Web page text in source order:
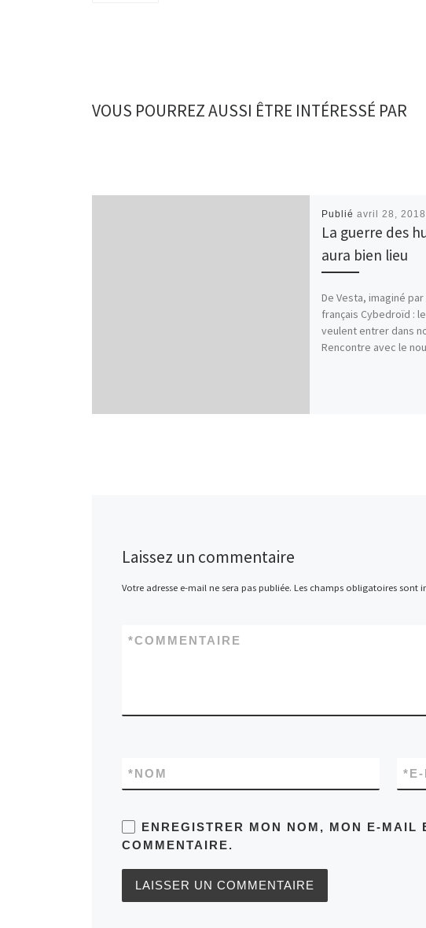
VOUS POURREZ AUSSI ÊTRE INTÉRESSÉ PAR
Publié avril 28, 2018
La guerre des
aura bien lieu
De Vesta, imaginé
français Cybedroïd :
veulent entrer dans
Rencontre avec le
Laissez un commentaire
Votre adresse e-mail ne sera pas publiée. Les champs obligatoires sont
COMMENTAIRE
*
NOM
* *
ENREGISTRER MON NOM, MON E-MAIL
COMMENTAIRE.